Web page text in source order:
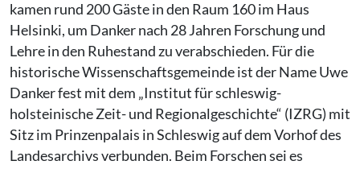
kamen rund 200 Gäste in den Raum 160 im Haus
Helsinki, um Danker nach 28 Jahren Forschung und
Lehre in den Ruhestand zu verabschieden. Für die
historische Wissenschaftsgemeinde ist der Name Uwe
Danker fest mit dem „Institut für schleswig-
holsteinische Zeit- und Regionalgeschichte“ (IZRG) mit
Sitz im Prinzenpalais in Schleswig auf dem Vorhof des
Landesarchivs verbunden. Beim Forschen sei es